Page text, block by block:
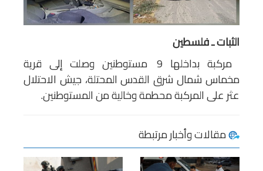
الثبات ـ فلسطين
مركبة بداخلها 9 مستوطنين وصلت إلى قرية
مخماس شمال شرق القدس المحتلة، جيش الاحتلال
عثر على المركبة محطمة وخالية من المستوطنين.
مقالات وأخبار مرتبطة